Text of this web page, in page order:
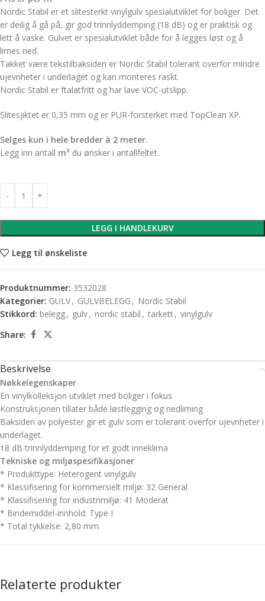
Nordic Stabil er et slitesterkt vinylgulv spesialutviklet for boliger. Det
er deilig å gå på, gir god trinnlyddemping (18 dB) og er praktisk og
lett å vaske. Gulvet er spesialutviklet både for å legges løst og å
limes ned.
Takket være tekstilbaksiden er Nordic Stabil tolerant overfor mindre
ujevnheter i underlaget og kan monteres raskt.
Nordic Stabil er ftalatfritt og har lave VOC-utslipp.
Slitesjiktet er 0,35 mm og er PUR-forsterket med TopClean XP.
Selges kun i hele bredder à 2 meter.
Legg inn antall m² du ønsker i antallfeltet.
LEGG I HANDLEKURV
Legg til ønskeliste
Produktnummer: 3532028
Kategorier: GULV, GULVBELEGG , Nordic Stabil
Stikkord: belegg, gulv, nordic stabil , tarkett, vinylgulv
Share:
Beskrivelse
Nøkkelegenskaper
En vinylkolleksjon utviklet med boliger i fokus
Konstruksjonen tillater både løstlegging og nedliming
Baksiden av polyester gir et gulv som er tolerant overfor ujevnheter i
underlaget.
18 dB trinnlyddemping for et godt inneklima
Tekniske og miljøspesifikasjoner
* Produkttype: Heterogent vinylgulv
* Klassifisering for kommersielt miljø: 32 General
* Klassifisering for industrimiljø: 41 Moderat
* Bindemiddel-innhold: Type I
* Total tykkelse: 2,80 mm
Relaterte produkter